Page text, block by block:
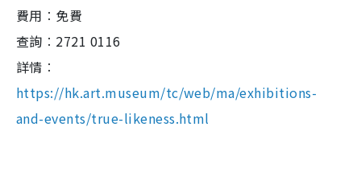
費用︰免費
查詢︰2721 0116
詳情︰
https://hk.art.museum/tc/web/ma/exhibitions-
and-events/true-likeness.html